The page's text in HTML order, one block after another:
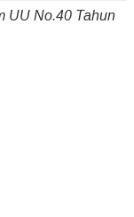
UU No.40 Tahun